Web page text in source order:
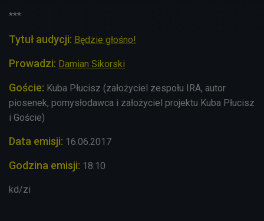
***
Tytuł audycji: Będzie głośno!
Prowadzi: Damian Sikorski
Goście: Kuba Płucisz (założyciel zespołu IRA, autor
piosenek, pomysłodawca i założyciel projektu Kuba Płucisz
i Goście)
Data emisji: 16.06.2017
Godzina emisji: 18.10
kd/zi